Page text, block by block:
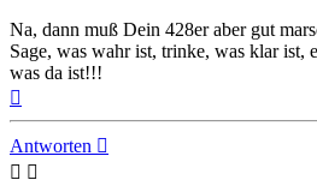
Na, dann muß Dein 428er aber gut
Sage, was wahr ist, trinke, was klar ist,
was da ist!!!
Antworten